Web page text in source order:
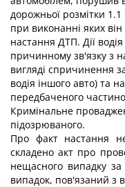
дорожньої розмітки
при виконанні яких
настання ДТП. Дії
причинному зв'язку з
вигляді спричинення
водія іншого авто) та
передбаченого
Кримінальне
підозрюваного.
Про факт настання
складено акт про
нещасного випадку
випадок, пов'язаний з